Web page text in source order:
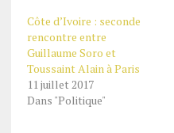
Côte d’Ivoire : seconde
rencontre entre
Guillaume Soro et
Toussaint Alain à Paris
11 juillet 2017
Dans "Politique"